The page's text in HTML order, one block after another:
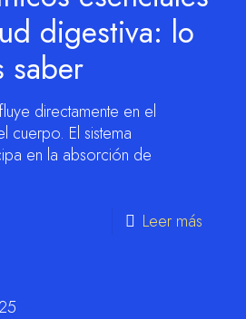
digestiva: lo
saber
directamente en el
cuerpo. El sistema
en la absorción de
Leer más